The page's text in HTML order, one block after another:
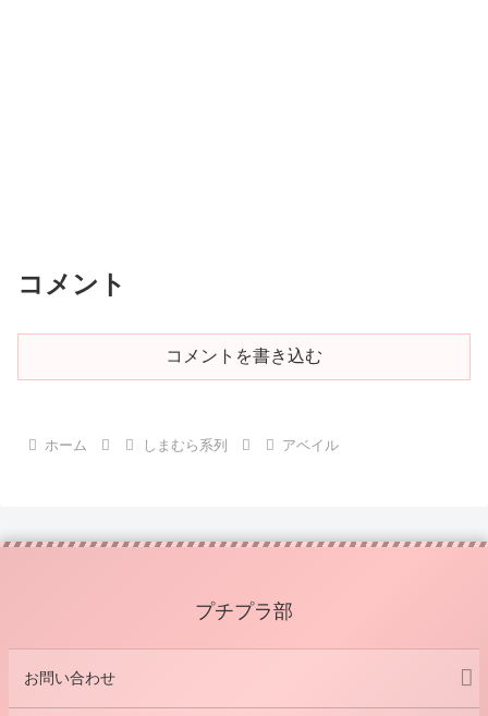
コメント
コメントを書き込む
ホーム しまむら系列 アベイル
プチプラ部
お問い合わせ